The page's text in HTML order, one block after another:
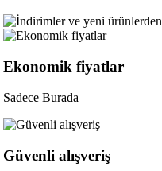
Ekonomik fiyatlar
Sadece Burada
Güvenli alışveriş